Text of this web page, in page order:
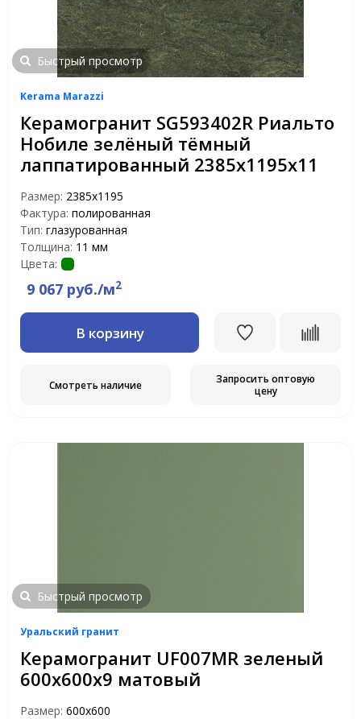
Быстрый просмотр
Kerama Marazzi
Керамогранит SG593402R Риальто
Нобиле зелёный тёмный
лаппатированный 2385х1195х11
Размер: 2385х1195
Фактура: полированная
Тип: глазурованная
Толщина: 11 мм
Цвета:
9 067 руб./м2
В корзину
Смотреть наличие
Запросить оптовую
цену
Быстрый просмотр
Уральский гранит
Керамогранит UF007MR зеленый
600x600x9 матовый
Размер: 600х600